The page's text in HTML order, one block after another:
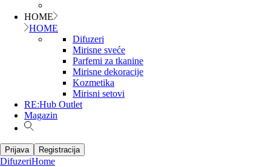
HOME
HOME
Difuzeri
Mirisne sveće
Parfemi za tkanine
Mirisne dekoracije
Kozmetika
Mirisni setovi
RE:Hub Outlet
Magazin
Prijava Registracija
DifuzeriHome